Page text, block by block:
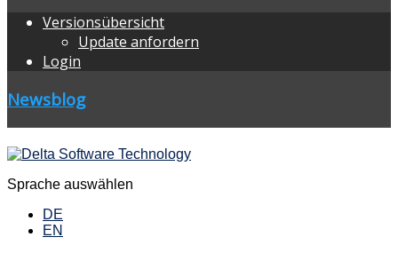
Versionsübersicht
Update anfordern
Login
Newsblog
Sprache auswählen
DE
EN